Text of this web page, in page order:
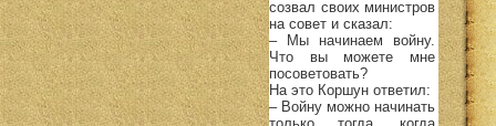
созвал своих министров
на совет и сказал:
– Мы начинаем войну.
Что вы можете мне
посоветовать?
На это Коршун ответил:
– Войну можно начинать